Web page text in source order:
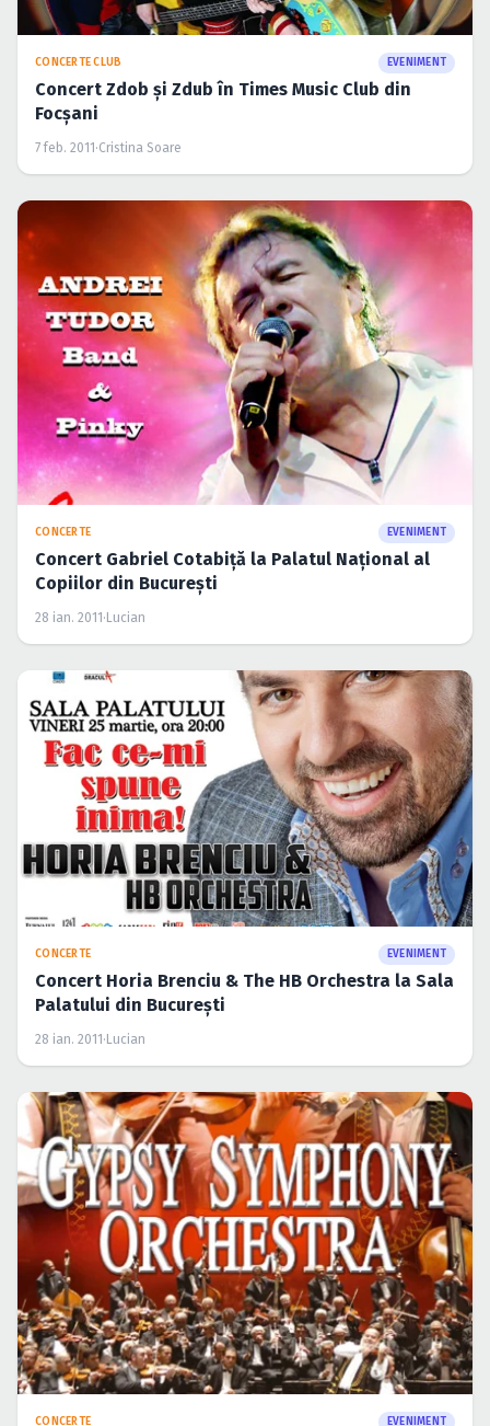
CONCERTE CLUB EVENIMENT
Concert Zdob şi Zdub în Times Music Club din
Focşani
7 feb. 2011·Cristina Soare
CONCERTE EVENIMENT
Concert Gabriel Cotabiţă la Palatul Naţional al
Copiilor din Bucureşti
28 ian. 2011 · Lucian
CONCERTE EVENIMENT
Concert Horia Brenciu & The HB Orchestra la Sala
Palatului din Bucureşti
28 ian. 2011·Lucian
CONCERTE EVENIMENT